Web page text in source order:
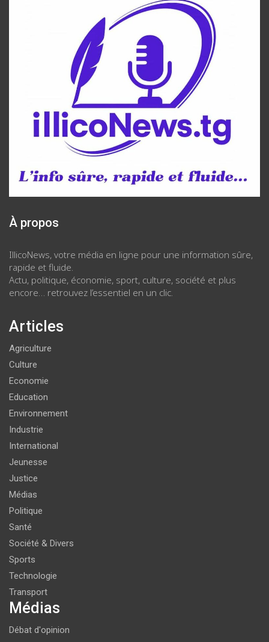
À propos
IllicoNews, votre média en ligne pour une information sûre,
rapide et fluide.
Actu, politique, économie, sport, culture, société et plus
encore… retrouvez l’essentiel en un clic.
Articles
Agriculture
Culture
Economie
Education
Environnement
Industrie
International
Jeunesse
Justice
Médias
Politique
Santé
Société & Divers
Sports
Technologie
Transport
Médias
Débat d'opinion